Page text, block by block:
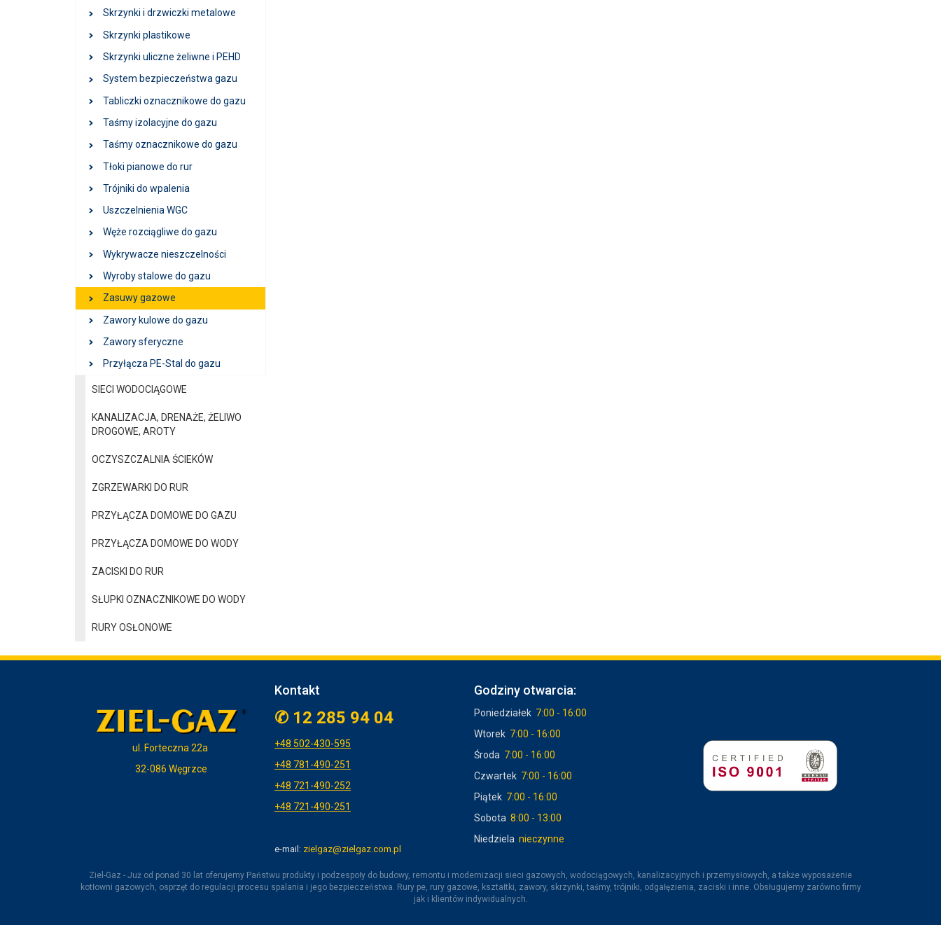
Skrzynki i drzwiczki metalowe
Skrzynki plastikowe
Skrzynki uliczne żeliwne i PEHD
System bezpieczeństwa gazu
Tabliczki oznacznikowe do gazu
Taśmy izolacyjne do gazu
Taśmy oznacznikowe do gazu
Tłoki pianowe do rur
Trójniki do wpalenia
Uszczelnienia WGC
Węże rozciągliwe do gazu
Wykrywacze nieszczelności
Wyroby stalowe do gazu
Zasuwy gazowe
Zawory kulowe do gazu
Zawory sferyczne
Przyłącza PE-Stal do gazu
SIECI WODOCIĄGOWE
KANALIZACJA, DRENAŻE, ŻELIWO
DROGOWE, AROTY
OCZYSZCZALNIA ŚCIEKÓW
ZGRZEWARKI DO RUR
PRZYŁĄCZA DOMOWE DO GAZU
PRZYŁĄCZA DOMOWE DO WODY
ZACISKI DO RUR
SŁUPKI OZNACZNIKOWE DO WODY
RURY OSŁONOWE
ul. Forteczna 22a
32-086 Węgrzce
Kontakt
✆ 12 285 94 04
+48 502-430-595
+48 781-490-251
+48 721-490-252
+48 721-490-251
e-mail: zielgaz@zielgaz.com.pl
Godziny otwarcia:
Poniedziałek 7:00 - 16:00
Wtorek 7:00 - 16:00
Środa 7:00 - 16:00
Czwartek 7:00 - 16:00
Piątek 7:00 - 16:00
Sobota 8:00 - 13:00
Niedziela nieczynne
Ziel-Gaz - Już od ponad 30 lat oferujemy Państwu produkty i podzespoły do budowy, remontu i modernizacji sieci gazowych, wodociągowych, kanalizacyjnych i przemysłowych, a także wyposażenie
kotłowni gazowych, osprzęt do regulacji procesu spalania i jego bezpieczeństwa. Rury pe, rury gazowe, kształtki, zawory, skrzynki, taśmy, trójniki, odgałęzienia, zaciski i inne. Obsługujemy zarówno firmy
jak i klientów indywidualnych.